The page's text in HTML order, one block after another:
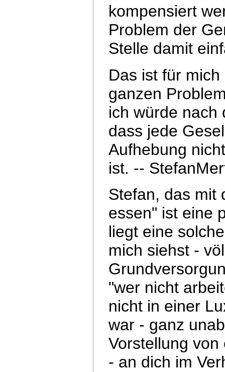
kompensiert
Problem der
Stelle damit
Das ist für
ganzen
ich würde nach
dass jede
Aufhebung
ist. --
Stefan, das mit
essen" ist eine
liegt eine
mich siehst -
"wer nicht
nicht in einer
war - ganz
Vorstellung
- an dich im